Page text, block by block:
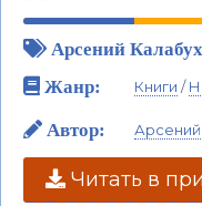
Арсений
Жанр:
Книги /
Автор: Арсений
Читать в